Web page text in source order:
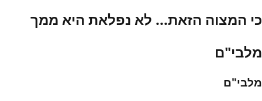
כי המצוה הזאת... לא נפלאת היא ממך
מלבי"ם
מלבי"ם